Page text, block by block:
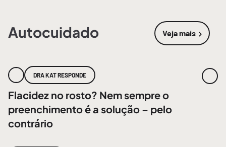
Autocuidado Veja mais
sobre
DRA KAT RESPONDE
Flacidez no rosto? Nem sempre o
preenchimento é a solução – pelo
contrário